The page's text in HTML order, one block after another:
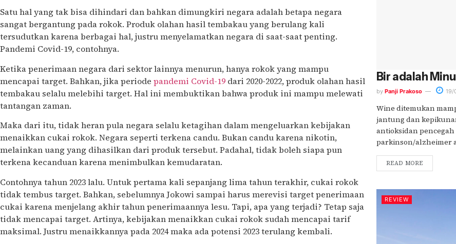
Satu hal yang tak bisa dihindari dan bahkan dimungkiri negara adalah betapa negara
sangat bergantung pada rokok. Produk olahan hasil tembakau yang berulang kali
tersudutkan karena berbagai hal, justru menyelamatkan negara di saat-saat penting.
Pandemi Covid-19, contohnya.
Ketika penerimaan negara dari sektor lainnya menurun, hanya rokok yang mampu
mencapai target. Bahkan, jika periode pandemi Covid-19 dari 2020-2022, produk olahan hasil
tembakau selalu melebihi target. Hal ini membuktikan bahwa produk ini mampu melewati
tantangan zaman.
Maka dari itu, tidak heran pula negara selalu ketagihan dalam mengeluarkan kebijakan
menaikkan cukai rokok. Negara seperti terkena candu. Bukan candu karena nikotin,
melainkan uang yang dihasilkan dari produk tersebut. Padahal, tidak boleh siapa pun
terkena kecanduan karena menimbulkan kemudaratan.
Contohnya tahun 2023 lalu. Untuk pertama kali sepanjang lima tahun terakhir, cukai rokok
tidak tembus target. Bahkan, sebelumnya Jokowi sampai harus merevisi target penerimaan
cukai karena menjelang akhir tahun penerimaannya lesu. Tapi, apa yang terjadi? Tetap saja
tidak mencapai target. Artinya, kebijakan menaikkan cukai rokok sudah mencapai tarif
maksimal. Justru menaikkannya pada 2024 maka ada potensi 2023 terulang kembali.
Bir adalah
by Panji Prakoso 19/
Wine ditemukan
jantung dan
antioksidan
parkinson/alzheimer
READ MORE
REVIEW